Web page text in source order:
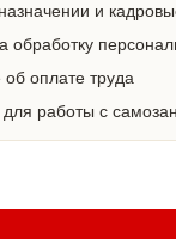
и
обработку
оплате труда
для работы с